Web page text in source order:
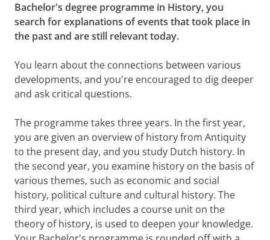
Bachelor's degree programme in History, you
search for explanations of events that took place in
the past and are still relevant today.
You learn about the connections between various
developments, and you're encouraged to dig deeper
and ask critical questions.
The programme takes three years. In the first year,
you are given an overview of history from Antiquity
to the present day, and you study Dutch history. In
the second year, you examine history on the basis of
various themes, such as economic and social
history, political culture and cultural history. The
third year, which includes a course unit on the
theory of history, is used to deepen your knowledge.